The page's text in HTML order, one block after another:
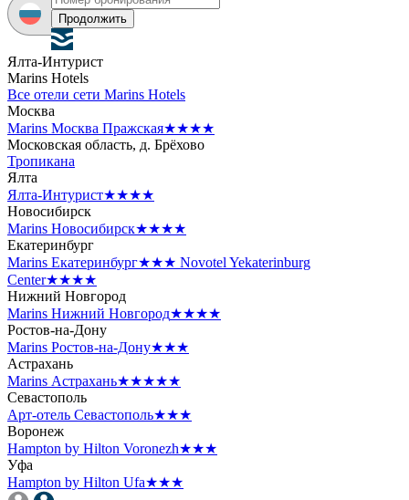
Продолжить
Ялта-Интурист
Marins Hotels
Все отели сети Marins Hotels
Москва
Marins Москва Пражская★★★★
Московская область, д. Брёхово
Тропикана
Ялта
Ялта-Интурист★★★★
Новосибирск
Marins Новосибирск★★★★
Екатеринбург
Marins Екатеринбург★★★ Novotel Yekaterinburg
Center★★★★
Нижний Новгород
Marins Нижний Новгород★★★★
Ростов-на-Дону
Marins Ростов-на-Дону★★★
Астрахань
Marins Астрахань★★★★★
Севастополь
Арт-отель Севастополь★★★
Воронеж
Hampton by Hilton Voronezh★★★
Уфа
Hampton by Hilton Ufa★★★